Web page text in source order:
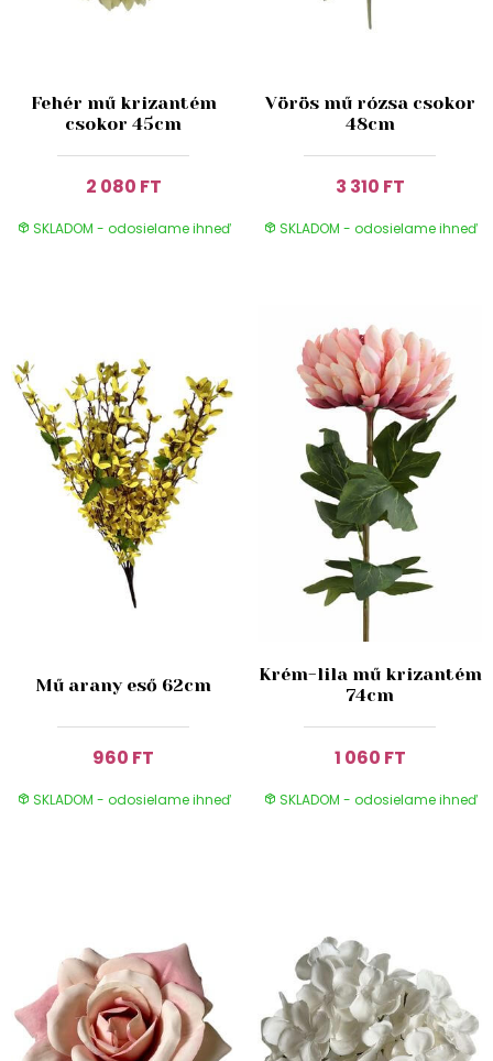
Fehér mű krizantém
csokor 45cm
2 080 FT
SKLADOM - odosielame ihneď
Vörös mű rózsa csokor
48cm
3 310 FT
SKLADOM - odosielame ihneď
Mű arany eső 62cm
960 FT
SKLADOM - odosielame ihneď
Krém-lila mű krizantém
74cm
1 060 FT
SKLADOM - odosielame ihneď